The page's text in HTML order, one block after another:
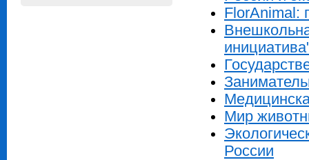
FlorAnimal:
Мир
России